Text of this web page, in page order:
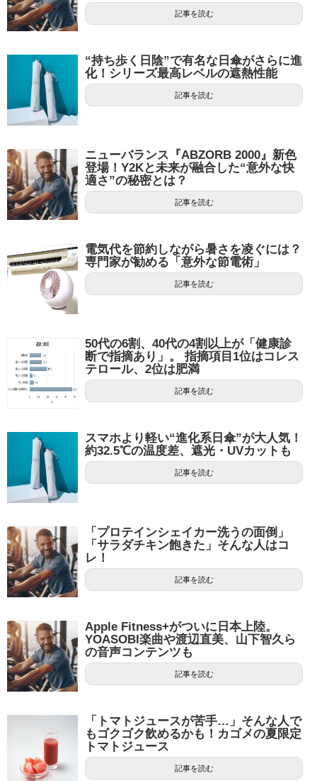
記事を読む
“持ち歩く日陰”で有名な日傘がさらに進
化！シリーズ最高レベルの遮熱性能
記事を読む
ニューバランス『ABZORB 2000』新色
登場！Y2Kと未来が融合した“意外な快
適さ”の秘密とは？
記事を読む
電気代を節約しながら暑さを凌ぐには？
専門家が勧める「意外な節電術」
記事を読む
50代の6割、40代の4割以上が「健康診
断で指摘あり」。 指摘項目1位はコレス
テロール、2位は肥満
記事を読む
スマホより軽い“進化系日傘”が大人気！
約32.5℃の温度差、遮光・UVカットも
記事を読む
「プロテインシェイカー洗うの面倒」
「サラダチキン飽きた」そんな人はコ
レ！
記事を読む
Apple Fitness+がついに日本上陸。
YOASOBI楽曲や渡辺直美、山下智久ら
の音声コンテンツも
記事を読む
「トマトジュースが苦手…」そんな人で
もゴクゴク飲めるかも！カゴメの夏限定
トマトジュース
記事を読む